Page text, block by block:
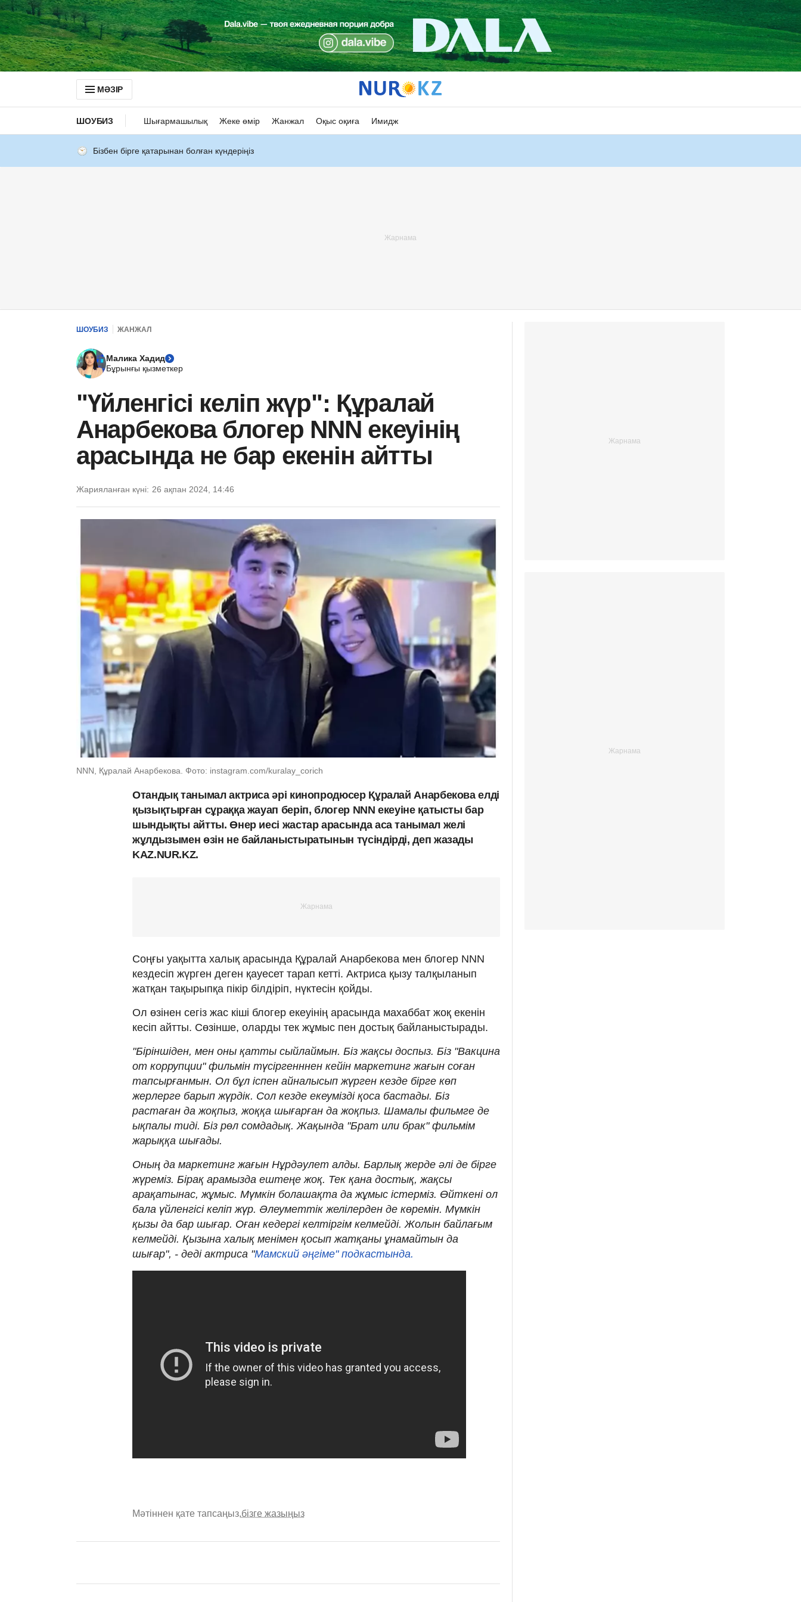
МӘЗІР
ШОУБИЗ Шығармашылық Жеке өмір Жанжал Оқыс оқиға Имидж
Бізбен бірге қатарынан болған күндеріңіз
ШОУБИЗ ЖАНЖАЛ
Малика Хадид
Бұрынғы қызметкер
"Үйленгісі келіп жүр": Құралай
Анарбекова блогер NNN екеуінің
арасында не бар екенін айтты
Жарияланған күні: 26 ақпан 2024, 14:46
NNN, Құралай Анарбекова. Фото: instagram.com/kuralay_corich
Отандық танымал актриса әрі кинопродюсер Құралай Анарбекова елді
қызықтырған сұраққа жауап беріп, блогер NNN екеуіне қатысты бар
шындықты айтты. Өнер иесі жастар арасында аса танымал желі
жұлдызымен өзін не байланыстыратынын түсіндірді, деп жазады
KAZ.NUR.KZ.
Соңғы уақытта халық арасында Құралай Анарбекова мен блогер NNN
кездесіп жүрген деген қауесет тарап кетті. Актриса қызу талқыланып
жатқан тақырыпқа пікір білдіріп, нүктесін қойды.
Ол өзінен сегіз жас кіші блогер екеуінің арасында махаббат жоқ екенін
кесіп айтты. Сөзінше, оларды тек жұмыс пен достық байланыстырады.
"Біріншіден, мен оны қатты сыйлаймын. Біз жақсы доспыз. Біз "Вакцина
от коррупции" фильмін түсіргенннен кейін маркетинг жағын соған
тапсырғанмын. Ол бұл іспен айналысып жүрген кезде бірге көп
жерлерге барып жүрдік. Сол кезде екеумізді қоса бастады. Біз
растаған да жоқпыз, жоққа шығарған да жоқпыз. Шамалы фильмге де
ықпалы тиді. Біз рөл сомдадық. Жақында "Брат или брак" фильмім
жарыққа шығады.
Оның да маркетинг жағын Нұрдәулет алды. Барлық жерде әлі де бірге
жүреміз. Бірақ арамызда ештеңе жоқ. Тек қана достық, жақсы
арақатынас, жұмыс. Мүмкін болашақта да жұмыс істерміз. Өйткені ол
бала үйленгісі келіп жүр. Әлеуметтік желілерден де көремін. Мүмкін
қызы да бар шығар. Оған кедергі келтіргім келмейді. Жолын байлағым
келмейді. Қызына халық менімен қосып жатқаны ұнамайтын да
шығар", - деді актриса "Мамский әңгіме" подкастында.
Мәтіннен қате тапсаңыз,бізге жазыңыз